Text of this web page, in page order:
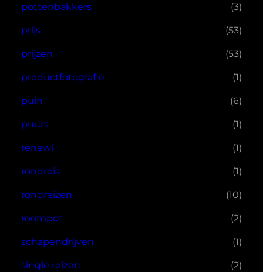
pottenbakkers (3)
prijs (53)
prijzen (53)
productfotografie (1)
puin (6)
puurs (1)
renewi (1)
rondreis (1)
rondreizen (10)
roompot (2)
schapendrijven (1)
single reizen (2)